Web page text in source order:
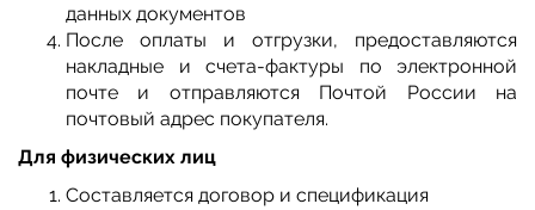
данных документов
После оплаты и отгрузки, предоставляются
накладные и счета-фактуры по электронной
почте и отправляются Почтой России на
почтовый адрес покупателя.
Для физических лиц
Составляется договор и спецификация